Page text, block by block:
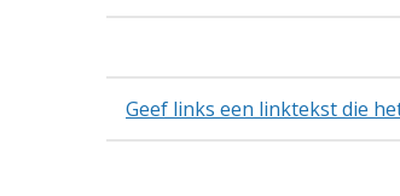
Geef links een linktekst die